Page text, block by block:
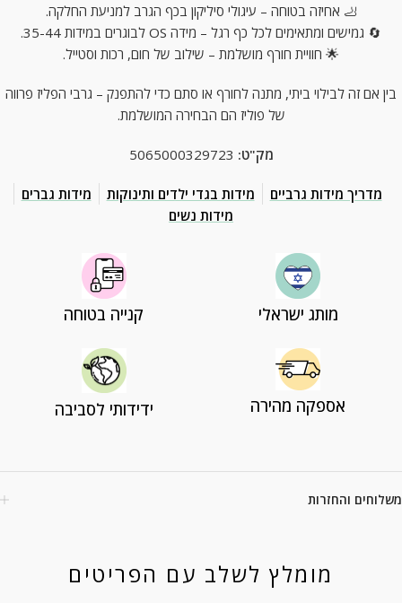
🦶 אחיזה בטוחה – עיגולי סיליקון בכף הגרב למניעת החלקה.
🔄 גמישים ומתאימים לכל כף רגל – מידה OS לבוגרים במידות 35-44.
🌟 חוויית חורף מושלמת – שילוב של חום, רכות וסטייל.
בין אם זה לבילוי ביתי, מתנה לחורף או סתם כדי להתפנק – גרבי הפליז פרווה
של פוליז הם הבחירה המושלמת.
מק"ט: 5065000329723
מדריך מידות גרביים מידות בגדי ילדים ותינוקות
מידות גברים
מידות נשים
מותג ישראלי קנייה בטוחה
אספקה מהירה ידידותי לסביבה
משלוחים והחזרות
מומלץ לשלב עם הפריטים